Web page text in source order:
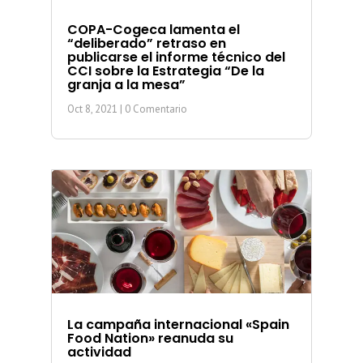
COPA-Cogeca lamenta el
“deliberado” retraso en
publicarse el informe técnico del
CCI sobre la Estrategia “De la
granja a la mesa”
Oct 8, 2021 | 0 Comentario
La campaña internacional «Spain
Food Nation» reanuda su
actividad